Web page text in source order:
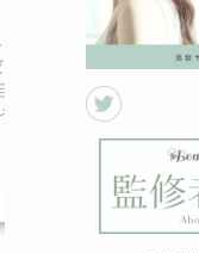
グはリ
もらえ
た方も
ですが今
なので結